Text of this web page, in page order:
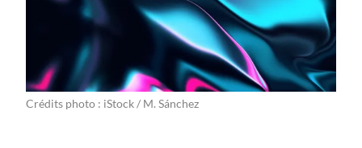
Crédits photo : iStock / M. Sánchez